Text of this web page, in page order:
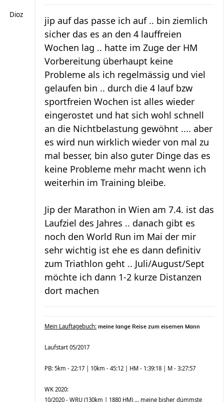
Dioz
jip auf das passe ich auf .. bin ziemlich
sicher das es an den 4 lauffreien
Wochen lag .. hatte im Zuge der HM
Vorbereitung überhaupt keine
Probleme als ich regelmässig und viel
gelaufen bin .. durch die 4 lauf bzw
sportfreien Wochen ist alles wieder
eingerostet und hat sich wohl schnell
an die Nichtbelastung gewöhnt .... aber
es wird nun wirklich wieder von mal zu
mal besser, bin also guter Dinge das es
keine Probleme mehr macht wenn ich
weiterhin im Training bleibe.
Jip der Marathon in Wien am 7.4. ist das
Laufziel des Jahres .. danach gibt es
noch den World Run im Mai der mir
sehr wichtig ist ehe es dann definitiv
zum Triathlon geht .. Juli/August/Sept
möchte ich dann 1-2 kurze Distanzen
dort machen
Mein Lauftagebuch: meine lange Reise zum eisernen Mann
Laufstart 05/2017
PB: 5km - 22:17 | 10km - 45:12 | HM - 1:39:18 | M - 3:27:57
WK 2020:
10/2020 - WRU (130km | 1880 HM) ... meine bisher dümmste